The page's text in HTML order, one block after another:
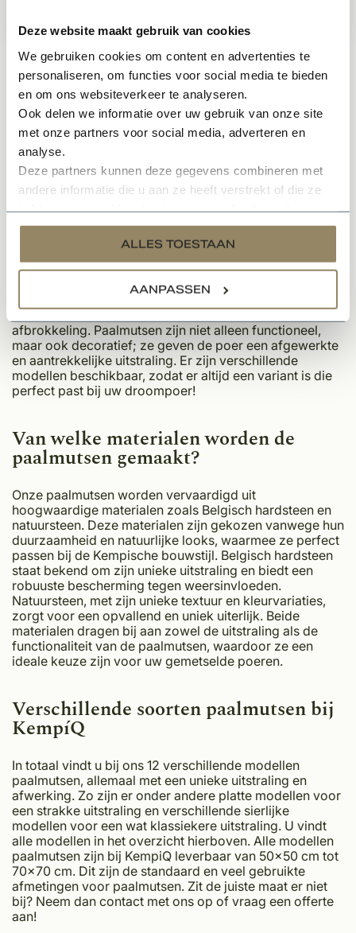
Deze website maakt gebruik van cookies
We gebruiken cookies om content en advertenties te
personaliseren, om functies voor social media te bieden
en om ons websiteverkeer te analyseren.
Ook delen we informatie over uw gebruik van onze site
met onze partners voor social media, adverteren en
analyse.
Deze partners kunnen deze gegevens combineren met
andere informatie die u aan ze heeft verstrekt of die ze
services.
ALLES TOESTAAN
AANPASSEN
Wat zijn paalmutsen?
Paalmutsen - ook wel poermutsen genoemd - zijn
beschermende afdekplaten die bovenop gemetselde
weersinvloeden zoals regen en sneeuw. Ze zijn
essentieel voor de duurzaamheid van de poer, omdat ze
afbrokkeling. Paalmutsen zijn niet alleen functioneel,
maar ook decoratief; ze geven de poer een afgewerkte
en aantrekkelijke uitstraling. Er zijn verschillende
modellen beschikbaar, zodat er altijd een variant is die
perfect past bij uw droompoer!
Van welke materialen worden de
paalmutsen gemaakt?
Onze paalmutsen worden vervaardigd uit
hoogwaardige materialen zoals Belgisch hardsteen en
natuursteen. Deze materialen zijn gekozen vanwege hun
duurzaamheid en natuurlijke looks, waarmee ze perfect
passen bij de Kempische bouwstijl. Belgisch hardsteen
staat bekend om zijn unieke uitstraling en biedt een
robuuste bescherming tegen weersinvloeden.
Natuursteen, met zijn unieke textuur en kleurvariaties,
zorgt voor een opvallend en uniek uiterlijk. Beide
materialen dragen bij aan zowel de uitstraling als de
functionaliteit van de paalmutsen, waardoor ze een
ideale keuze zijn voor uw gemetselde poeren.
Verschillende soorten paalmutsen bij
KempíQ
In totaal vindt u bij ons 12 verschillende modellen
paalmutsen, allemaal met een unieke uitstraling en
afwerking. Zo zijn er onder andere platte modellen voor
een strakke uitstraling en verschillende sierlijke
modellen voor een wat klassiekere uitstraling. U vindt
alle modellen in het overzicht hierboven. Alle modellen
paalmutsen zijn bij KempiQ leverbaar van 50x50 cm tot
70x70 cm. Dit zijn de standaard en veel gebruikte
afmetingen voor paalmutsen. Zit de juiste maat er niet
bij? Neem dan contact met ons op of vraag een offerte
aan!